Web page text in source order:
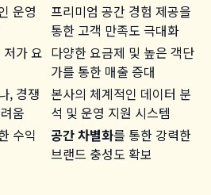
운영
프리미엄 공간 경험 제공을
통한 고객 만족도 극대화
가 요 다양한 요금제 및 높은 객단
가를 통한 매출 증대
, 경쟁
움
본사의 체계적인 데이터 분
석 및 운영 지원 시스템
수익
공간 차별화를 통한 강력한
브랜드 충성도 확보